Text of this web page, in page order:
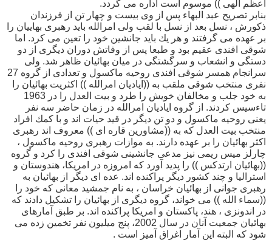
اعظم الهى )) موسوم است اداره مى گردد.
بنابر تصريح عبد البهاء پس از وى بيست و چهار تن از فرزندان
ذكورش ، نسل بعد از نسل با لقب ولى امرالله بايد رهبرى بهاييان را
بر عهده مى گرفتند و هر يك بايد جانشين خود را تعين مى كرد. اما
شوقى افندى عقيم بود و طبعا پس از وفاتش دوران ديگرى از دو
دستگى و انشعاب و سرگشتگى در ميان بهائيان ظاهر شد. ولى
سرانجام همسر شوقى افندى روحيه ماكسول و تعدادى از گروه 27
نفرى منتخب شوقى ملقب به ((اياديان امرالله )) اكثريت بهائيان را
به خود جلب و مخالفان خويش را طرد و بيت العدل را در 1963
تاءسيس كردند. از گروه اياديان امرالله در زمان حاضر سه نفر
يعنى روحيه ماكسول و دو تن ديگر در قيد حيات اند و با كمك افراد
منتخب بيت العدل كه به ((مشاورين قاره اى )) معروف اند رهبرى
اكثر بهائيان را بر عهده دارند. به موازات رهبرى روحيه ماكسول ،
چارلز ميس ريمى نيز مدعى جانشينى شوقى افندى را كرد و گروه
((بهائيان ارتدكس )) را پديد آورد كه امروزه در امريكا، هندوستان و
استراليا و چند كشور ديگر پراكنده اند. عده اى ديگر از بهائيان به
رهبرى جوانى از بهائيان خراسان ، به نام جمشيد معانى كه خود را
((سماء الله )) مى خواند، گروه ديگرى از بهائيان را تشكيل دادند كه
در اندونزى ، هند، پاكستان و امريكا پراكنده اند. بر طبق آمارهاى
بهائيان جمعيت آنان در سال 2002، پنج ميليون نفر تخمين زده مى
شود كه البته اين آمار اغراق آميز است .